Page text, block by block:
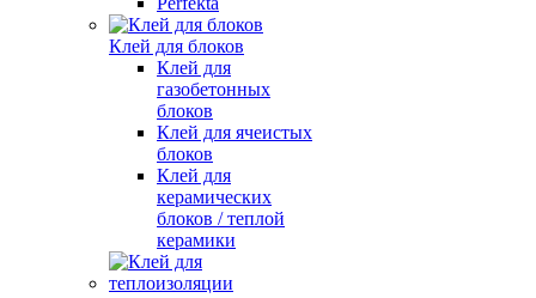
Клей для блоков
Клей для
газобетонных
блоков
Клей для ячеистых
блоков
Клей для
керамических
блоков / теплой
керамики